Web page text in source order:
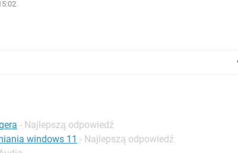
- Najlepszą odpowiedź
windows 11 - Najlepszą odpowiedź